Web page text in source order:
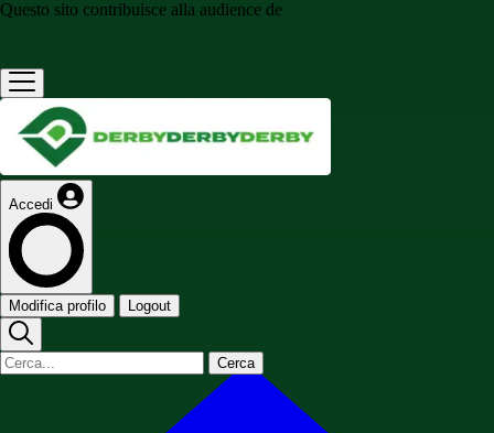
Questo sito contribuisce alla audience de
Accedi
Modifica profilo Logout
Cerca